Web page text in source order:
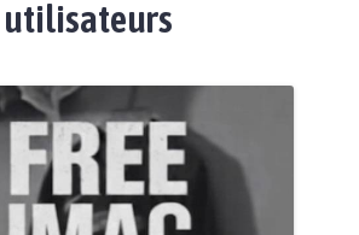
utilisateurs